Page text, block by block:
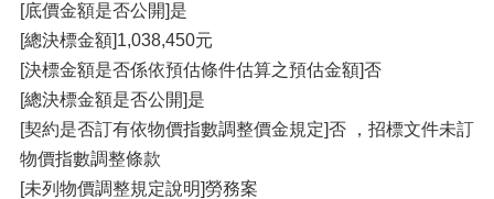
[底價金額是否公開]是
[總決標金額]1,038,450元
[決標金額是否係依預估條件估算之預估金額]否
[總決標金額是否公開]是
[契約是否訂有依物價指數調整價金規定]否 ，招標文件未訂
物價指數調整條款
[未列物價調整規定說明]勞務案